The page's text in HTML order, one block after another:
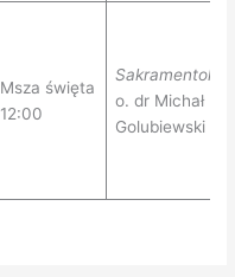
Msza święta
12:00
o. dr Michał
Golubiewski